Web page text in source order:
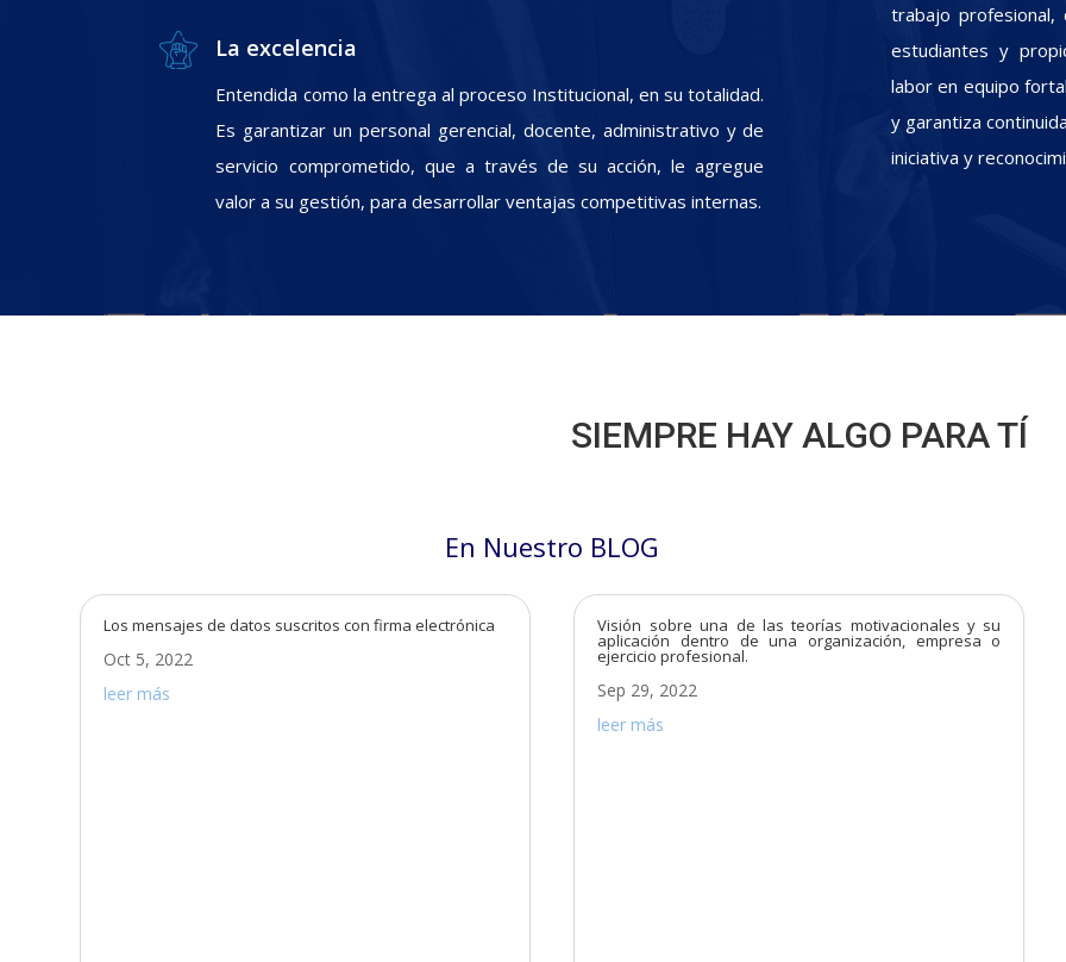
La excelencia
Entendida como la entrega al proceso Institucional, en su totalidad.
Es garantizar un personal gerencial, docente, administrativo y de
servicio comprometido, que a través de su acción, le agregue
valor a su gestión, para desarrollar ventajas competitivas internas.
trabajo
estudiantes y
labor en equipo
y garantiza
iniciativa y
SIEMPRE HAY ALGO PARA TÍ
En Nuestro BLOG
Los mensajes de datos suscritos con firma electrónica
Oct 5, 2022
leer más
Visión sobre una de las teorías motivacionales y su
aplicación dentro de una organización, empresa o
ejercicio profesional.
Sep 29, 2022
leer más